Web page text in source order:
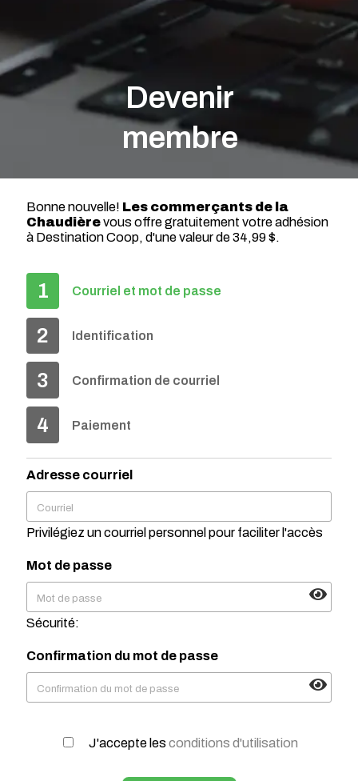
Devenir
membre
Bonne nouvelle! Les commerçants de la
Chaudièrevous offre gratuitement votre adhésion
à Destination Coop, d'une valeur de 34,99 $.
1 Courriel et mot de passe
2 Identification
3 Confirmation de courriel
4 Paiement
Adresse courriel
Courriel
Privilégiez un courriel personnel pour faciliter l'accès
Mot de passe
Mot de passe
Sécurité:
Confirmation du mot de passe
Confirmation du mot de passe
J'accepte lesconditions d'utilisation